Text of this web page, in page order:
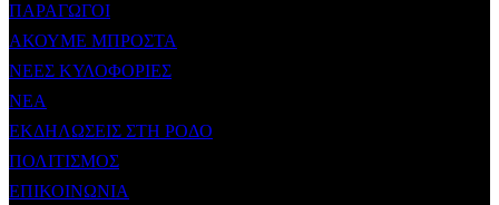
ΠΑΡΑΓΩΓΟΙ
ΑΚΟΥΜΕ ΜΠΡΟΣΤΑ
ΝΕΕΣ ΚΥΛΟΦΟΡΙΕΣ
ΝΕΑ
ΕΚΔΗΛΩΣΕΙΣ ΣΤΗ ΡΟΔΟ
ΠΟΛΙΤΙΣΜΟΣ
ΕΠΙΚΟΙΝΩΝΙΑ